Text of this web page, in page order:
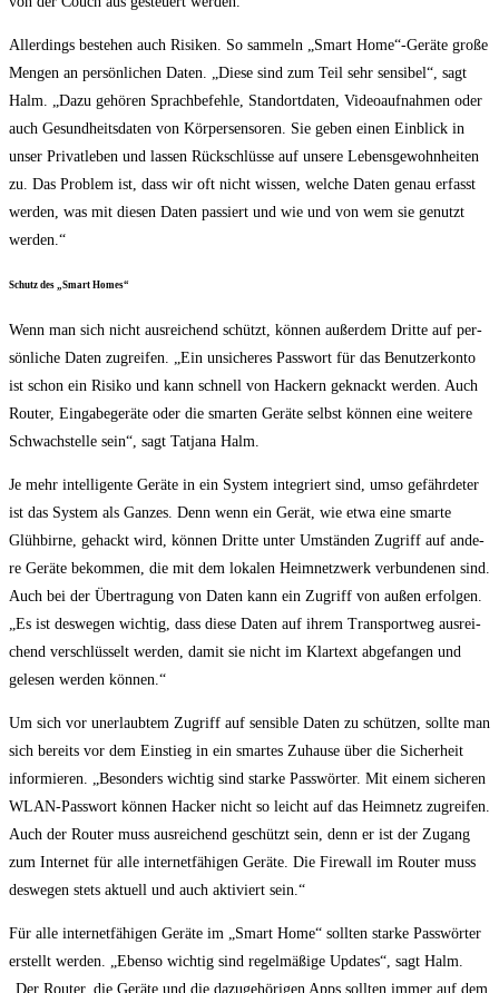
Aller­dings bestehen auch Risi­ken. So sam­meln „Smart Home“-Geräte gro­ße
Men­gen an per­sön­li­chen Daten. „Die­se sind zum Teil sehr sen­si­bel“, sagt
Halm. „Dazu gehö­ren Sprach­be­feh­le, Stand­ort­da­ten, Video­auf­nah­men oder
auch Gesund­heits­da­ten von Kör­per­sen­so­ren. Sie geben einen Ein­blick in
unser Pri­vat­le­ben und las­sen Rück­schlüs­se auf unse­re Lebens­ge­wohn­hei­ten
zu. Das Pro­blem ist, dass wir oft nicht wis­sen, wel­che Daten genau erfasst
wer­den, was mit die­sen Daten pas­siert und wie und von wem sie genutzt
werden.“
Schutz des „Smart Homes“
Wenn man sich nicht aus­rei­chend schützt, kön­nen außer­dem Drit­te auf per­
sön­li­che Daten zugrei­fen. „Ein unsi­che­res Pass­wort für das Benut­zer­kon­to
ist schon ein Risi­ko und kann schnell von Hackern geknackt wer­den. Auch
Rou­ter, Ein­ga­be­ge­rä­te oder die smar­ten Gerä­te selbst kön­nen eine wei­te­re
Schwach­stel­le sein“, sagt Tat­ja­na Halm.
Je mehr intel­li­gen­te Gerä­te in ein Sys­tem inte­griert sind, umso gefähr­de­ter
ist das Sys­tem als Gan­zes. Denn wenn ein Gerät, wie etwa eine smar­te
Glüh­bir­ne, gehackt wird, kön­nen Drit­te unter Umstän­den Zugriff auf ande­
re Gerä­te bekom­men, die mit dem loka­len Heim­netz­werk ver­bun­de­nen sind.
Auch bei der Über­tra­gung von Daten kann ein Zugriff von außen erfol­gen.
„Es ist des­we­gen wich­tig, dass die­se Daten auf ihrem Trans­port­weg aus­rei­
chend ver­schlüs­selt wer­den, damit sie nicht im Klar­text abge­fan­gen und
gele­sen wer­den können.“
Um sich vor uner­laub­tem Zugriff auf sen­si­ble Daten zu schüt­zen, soll­te man
sich bereits vor dem Ein­stieg in ein smar­tes Zuhau­se über die Sicher­heit
infor­mie­ren. „Beson­ders wich­tig sind star­ke Pass­wör­ter. Mit einem siche­ren
WLAN-Pass­wort kön­nen Hacker nicht so leicht auf das Heim­netz zugrei­fen.
Auch der Rou­ter muss aus­rei­chend geschützt sein, denn er ist der Zugang
zum Inter­net für alle inter­net­fä­hi­gen Gerä­te. Die Fire­wall im Rou­ter muss
des­we­gen stets aktu­ell und auch akti­viert sein.“
Für alle inter­net­fä­hi­gen Gerä­te im „Smart Home“ soll­ten star­ke Pass­wör­ter
erstellt wer­den. „Eben­so wich­tig sind regel­mä­ßi­ge Updates“, sagt Halm.
„Der Rou­ter, die Gerä­te und die dazu­ge­hö­ri­gen Apps soll­ten immer auf dem